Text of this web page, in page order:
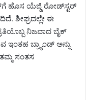
ಹೊಸ ಯೆಜ್ಡಿ ರೋಡ್‌ಸ್ಟರ್
ಶೀಘ್ರದಲ್ಲೇ ಈ
ನಿಜವಾದ ಬೈಕ್
ಇಂತಹ ಬ್ರ್ಯಾಂಡ್ ಅನ್ನು
ಸಂತಸ